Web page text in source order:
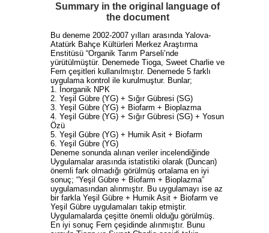
Summary in the original language of
the document
Bu deneme 2002-2007 yılları arasında Yalova-
Atatürk Bahçe Kültürleri Merkez Araştırma
Enstitüsü “Organik Tarım Parseli’nde
yürütülmüştür. Denemede Tioga, Sweet Charlie ve
Fern çeşitleri kullanılmıştır. Denemede 5 farklı
uygulama kontrol ile kurulmuştur. Bunlar;
1. İnorganik NPK
2. Yeşil Gübre (YG) + Sığır Gübresi (SG)
3. Yeşil Gübre (YG) + Biofarm + Bioplazma
4. Yeşil Gübre (YG) + Sığır Gübresi (SG) + Yosun
Özü
5. Yeşil Gübre (YG) + Humik Asit + Biofarm
6. Yeşil Gübre (YG)
Deneme sonunda alınan veriler incelendiğinde
Uygulamalar arasında istatistiki olarak (Duncan)
önemli fark olmadığı görülmüş ortalama en iyi
sonuç; “Yeşil Gübre + Biofarm + Bioplazma”
uygulamasından alınmıştır. Bu uygulamayı ise az
bir farkla Yeşil Gübre + Humik Asit + Biofarm ve
Yeşil Gübre uygulamaları takip etmiştir.
Uygulamalarda çeşitte önemli olduğu görülmüş.
En iyi sonuç Fern çeşidinde alınmıştır. Bunu